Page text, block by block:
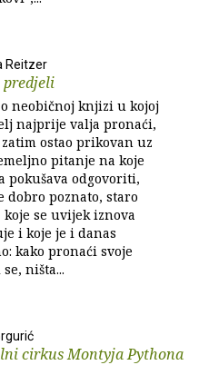
Reitzer
o neobičnoj knjizi u kojoj
najprije valja pronaći,
ostao prikovan uz
pitanje na koje
pokušava odgovoriti,
dobro poznato, staro
se uvijek iznova
i koje je i danas
kako pronaći svoje
ništa...
cirkus Montyja Pythona